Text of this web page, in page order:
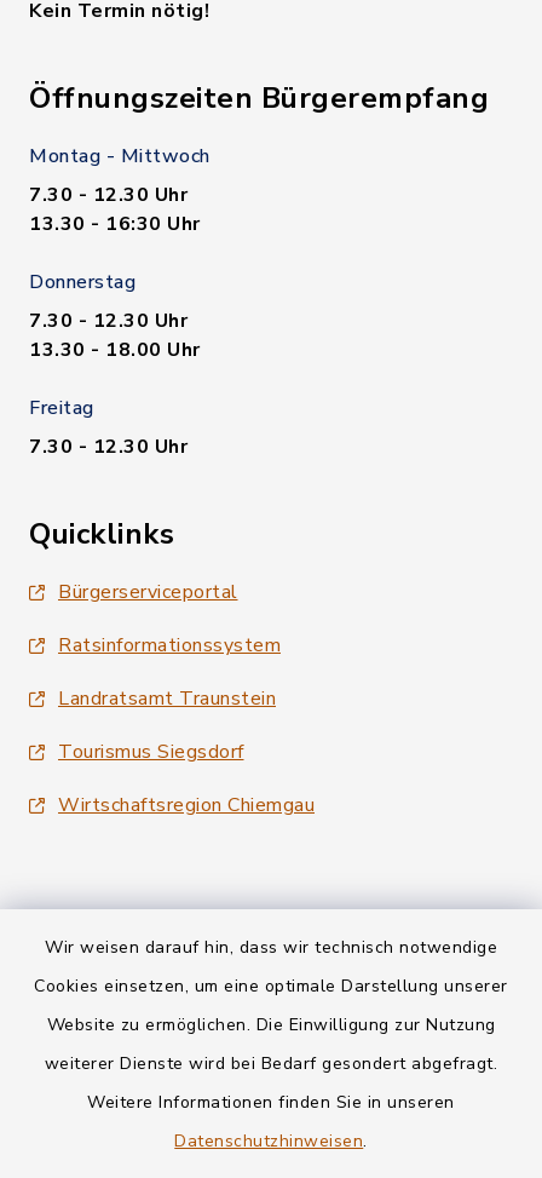
Wir weisen darauf hin, dass wir technisch notwendige
Cookies einsetzen, um eine optimale Darstellung unserer
Website zu ermöglichen. Die Einwilligung zur Nutzung
weiterer Dienste wird bei Bedarf gesondert abgefragt.
Weitere Informationen finden Sie in unseren
Datenschutzhinweisen.
Kein Termin nötig!
Öffnungszeiten Bürgerempfang
Montag - Mittwoch
7.30 - 12.30 Uhr
13.30 - 16:30 Uhr
Donnerstag
7.30 - 12.30 Uhr
13.30 - 18.00 Uhr
Freitag
7.30 - 12.30 Uhr
Quicklinks
Bürgerserviceportal
Ratsinformationssystem
Landratsamt Traunstein
Tourismus Siegsdorf
Wirtschaftsregion Chiemgau
Kontakt
Informationspflichten